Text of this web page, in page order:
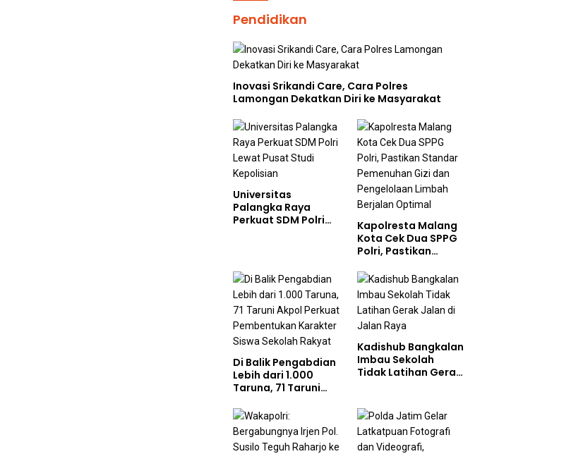
Pendidikan
Inovasi Srikandi Care, Cara Polres
Lamongan Dekatkan Diri ke Masyarakat
Universitas
Palangka Raya
Perkuat SDM Polri
Kapolresta Malang
Kota Cek Dua SPPG
Polri, Pastikan
Gizi dan
Pengelolaan Limbah
Berjalan Optimal
Di Balik Pengabdian
Lebih dari 1.000
Taruna, 71 Taruni
Pembentukan
Karakter Siswa
Sekolah Rakyat
Kadishub Bangkalan
Imbau Sekolah
Tidak Latihan Gerak